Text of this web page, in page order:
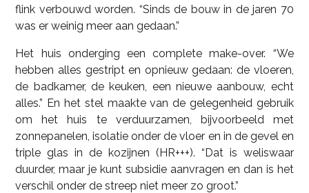
flink verbouwd worden. “Sinds de bouw in de jaren 70
was er weinig meer aan gedaan.”
Het huis onderging een complete make-over. “We
hebben alles gestript en opnieuw gedaan: de vloeren,
de badkamer, de keuken, een nieuwe aanbouw, echt
alles.” En het stel maakte van de gelegenheid gebruik
om het huis te verduurzamen, bijvoorbeeld met
zonnepanelen, isolatie onder de vloer en in de gevel en
triple glas in de kozijnen (HR+++). “Dat is weliswaar
duurder, maar je kunt subsidie aanvragen en dan is het
verschil onder de streep niet meer zo groot.”